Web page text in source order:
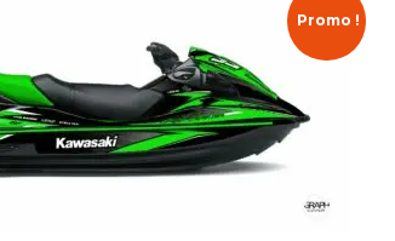
Promo !